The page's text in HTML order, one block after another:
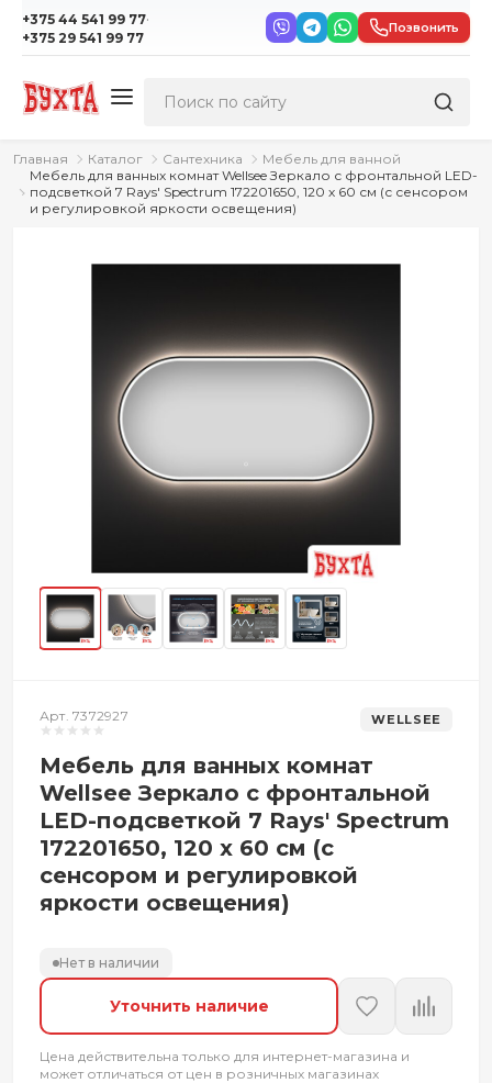
+375 44 541 99 77·
+375 29 541 99 77
Позвонить
Главная Каталог Сантехника
Мебель для ванной
Мебель для ванных комнат Wellsee Зеркало с фронтальной LED-
подсветкой 7 Rays' Spectrum 172201650, 120 х 60 см (с сенсором
и регулировкой яркости освещения)
Арт. 7372927 WELLSEE
Мебель для ванных комнат
Wellsee Зеркало с фронтальной
LED-подсветкой 7 Rays' Spectrum
172201650, 120 х 60 см (с
сенсором и регулировкой
яркости освещения)
Нет в наличии
Уточнить наличие
Цена действительна только для интернет-магазина и
может отличаться от цен в розничных магазинах